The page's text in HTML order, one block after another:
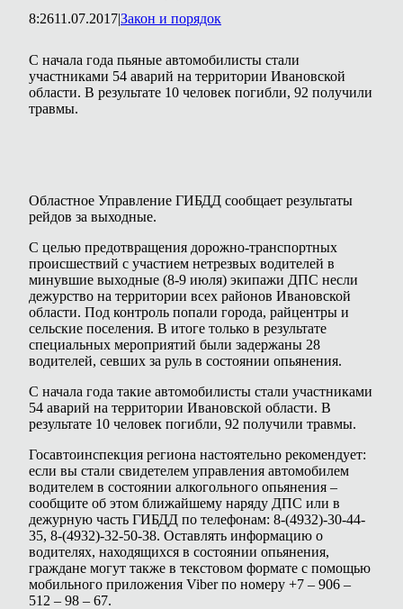
8:2611.07.2017|Закон и порядок
С начала года пьяные автомобилисты стали
участниками 54 аварий на территории Ивановской
области. В результате 10 человек погибли, 92 получили
травмы.
Областное Управление ГИБДД сообщает результаты
рейдов за выходные.
С целью предотвращения дорожно-транспортных
происшествий с участием нетрезвых водителей в
минувшие выходные (8-9 июля) экипажи ДПС несли
дежурство на территории всех районов Ивановской
области. Под контроль попали города, райцентры и
сельские поселения. В итоге только в результате
специальных мероприятий были задержаны 28
водителей, севших за руль в состоянии опьянения.
С начала года такие автомобилисты стали участниками
54 аварий на территории Ивановской области. В
результате 10 человек погибли, 92 получили травмы.
Госавтоинспекция региона настоятельно рекомендует:
если вы стали свидетелем управления автомобилем
водителем в состоянии алкогольного опьянения –
сообщите об этом ближайшему наряду ДПС или в
дежурную часть ГИБДД по телефонам: 8-(4932)-30-44-
35, 8-(4932)-32-50-38. Оставлять информацию о
водителях, находящихся в состоянии опьянения,
граждане могут также в текстовом формате с помощью
мобильного приложения Viber по номеру +7 – 906 –
512 – 98 – 67.